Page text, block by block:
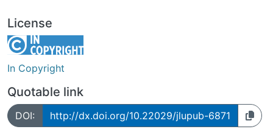
License
In Copyright
Quotable link
DOI: http://dx.doi.org/10.22029/jlupub-6871